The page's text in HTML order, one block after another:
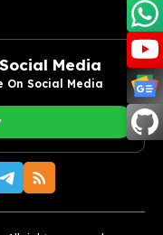
Media
On Social Media